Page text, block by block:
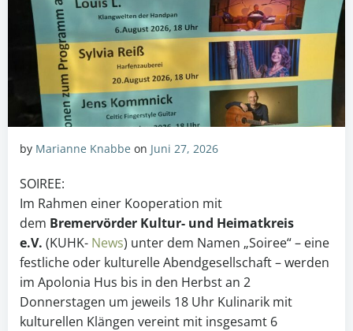
by Marianne Knabbe on Juni 27, 2026
SOIREE:
Im Rahmen einer Kooperation mit
dem Bremervörder Kultur- und Heimatkreis
e.V. (KUHK- News) unter dem Namen „Soiree“ – eine
festliche oder kulturelle Abendgesellschaft – werden
im Apolonia Hus bis in den Herbst an 2
Donnerstagen um jeweils 18 Uhr Kulinarik mit
kulturellen Klängen vereint mit insgesamt 6